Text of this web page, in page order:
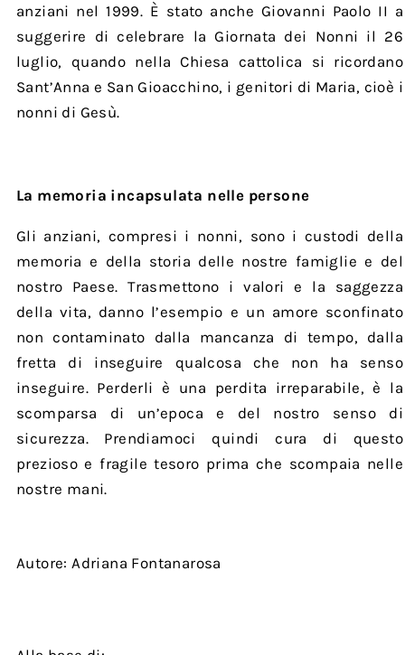
anziani nel 1999. È stato anche Giovanni Paolo II a
suggerire di celebrare la Giornata dei Nonni il 26
luglio, quando nella Chiesa cattolica si ricordano
Sant’Anna e San Gioacchino, i genitori di Maria, cioè i
nonni di Gesù.
La memoria incapsulata nelle persone
Gli anziani, compresi i nonni, sono i custodi della
memoria e della storia delle nostre famiglie e del
nostro Paese. Trasmettono i valori e la saggezza
della vita, danno l’esempio e un amore sconfinato
non contaminato dalla mancanza di tempo, dalla
fretta di inseguire qualcosa che non ha senso
inseguire. Perderli è una perdita irreparabile, è la
scomparsa di un’epoca e del nostro senso di
sicurezza. Prendiamoci quindi cura di questo
prezioso e fragile tesoro prima che scompaia nelle
nostre mani.
Autore: Adriana Fontanarosa